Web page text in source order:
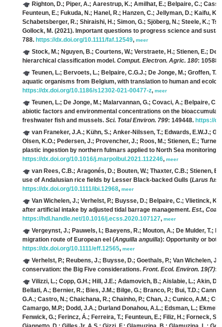
Righton, D.; Piper, A.; Aarestrup, K.; Amilhat, E.; Belpaire, C.;
Feunteun, E.; Fukuda, N.; Hanel, R.; Hanzen, C.; Jellyman, D.; Kaifu,
Schabetsberger, R.; Shiraishi, H.; Simon, G.; Sjöberg, N.; Steele, K.;
Gollock, M. (2021). Important questions to progress science and
788. https://dx.doi.org/10.1111/faf.12549, meer
Stock, M.; Nguyen, B.; Courtens, W.; Verstraete, H.; Stienen, E.; De
hierarchical classification model. Comput. Electron. Agric. 180:
Teunen, L.; Bervoets, L.; Belpaire, C.G.J.; De Jonge, M.; Groffen, T.
aquatic organisms from Belgium, with translation to human and
https://dx.doi.org/10.1186/s12302-021-00477-z, meer
Teunen, L.; De Jonge, M.; Malarvannan, G.; Covaci, A.; Belpaire,
abiotic factors and environmental concentrations on the
freshwater fish and mussels. Sci. Total Environ. 799: 149448. https://
van Franeker, J.A.; Kühn, S.; Anker-Nilssen, T.; Edwards, E.W.J.;
Olsen, K.O.; Pedersen, J.; Provencher, J.; Roos, M.; Stienen, E.; Turner,
plastic ingestion by northern fulmars applied to North Sea monitoring
https://dx.doi.org/10.1016/j.marpolbul.2021.112246, meer
van Rees, C.B.; Aragonés, D.; Bouten, W.; Thaxter, C.B.; Stienen,
use of Andalusian rice fields by Lesser Black‐backed Gulls (Larus
https://dx.doi.org/10.1111/ibi.12968, meer
Van Wichelen, J.; Verhelst, P.; Buysse, D.; Belpaire, C.; Vlietinck,
after artificial intake by adjusted tidal barrage management. Est.,
https://hdl.handle.net/10.1016/j.ecss.2020.107127, meer
Vergeynst, J.; Pauwels, I.; Baeyens, R.; Mouton, A.; De Mulder, T.;
migration route of European eel (Anguilla anguilla): Opportunity or
https://dx.doi.org/10.1111/eff.12565, meer
Verhelst, P.; Reubens, J.; Buysse, D.; Goethals, P.; Van Wichelen, J.;
conservation: the Big Five considerations. Front. Ecol. Environ. 19(7):
Vilizzi, L.; Copp, G.H.; Hill, J.E.; Adamovich, B.; Aislabie, L.; Akin,
Bellati, A.; Bernier, R.; Bies, J.M.; Bilge, G.; Branco, P.; Bui, T.D.;
G.A.; Castro, N.; Chaichana, R.; Chainho, P.; Chan, J.; Cunico, A.M.;
Camargo, M.P.; Dodd, J.A.; Durland Donahou, A.L.; Edsman, L.;
Fenwick, G.; Ferincz, Á.; Ferreira, T.; Feunteun, E.; Filiz, H.; Forneck,